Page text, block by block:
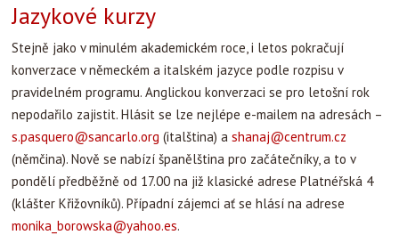
Jazykové kurzy
Stejně jako v minulém akademickém roce, i letos pokračují
konverzace v německém a italském jazyce podle rozpisu v
pravidelném programu. Anglickou konverzaci se pro letošní rok
nepodařilo zajistit. Hlásit se lze nejlépe e-mailem na adresách –
s.pasquero@sancarlo.org (italština) a shanaj@centrum.cz
(němčina). Nově se nabízí španělština pro začátečníky, a to v
pondělí předběžně od 17.00 na již klasické adrese Platnéřská 4
(klášter Křižovníků). Případní zájemci ať se hlásí na adrese
monika_borowska@yahoo.es.